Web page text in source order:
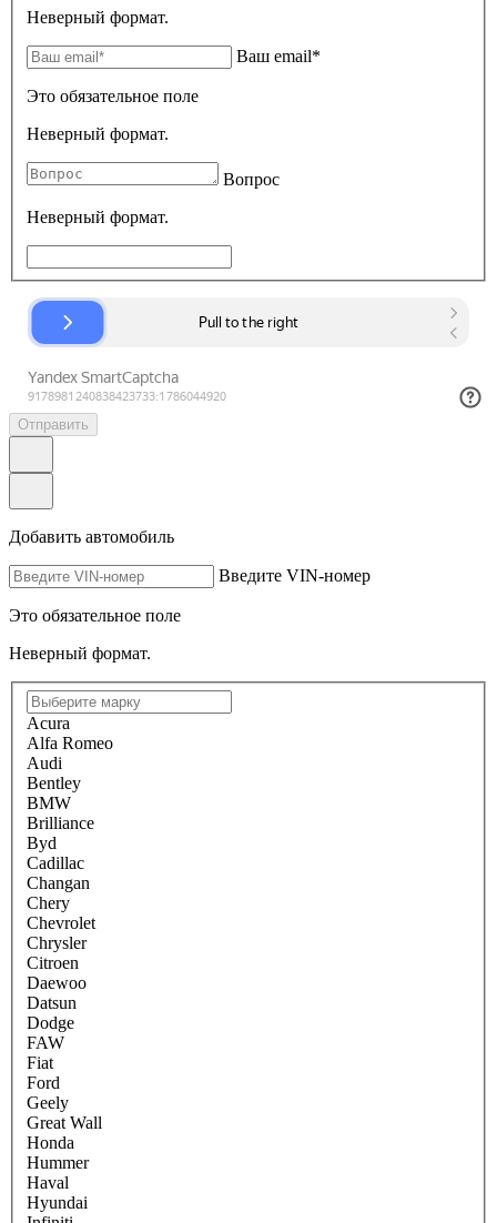
Неверный формат.
Ваш email*
Это обязательное поле
Неверный формат.
Вопрос
Неверный формат.
Отправить
Добавить автомобиль
Введите VIN-номер
Это обязательное поле
Неверный формат.
Acura
Alfa Romeo
Audi
Bentley
BMW
Brilliance
Byd
Cadillac
Changan
Chery
Chevrolet
Chrysler
Citroen
Daewoo
Datsun
Dodge
FAW
Fiat
Ford
Geely
Great Wall
Honda
Hummer
Haval
Hyundai